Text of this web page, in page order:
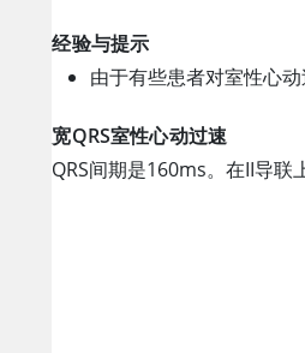
经验与提示
由于有些患者对室性心
宽QRS室性心动过速
QRS间期是160ms。在II导联